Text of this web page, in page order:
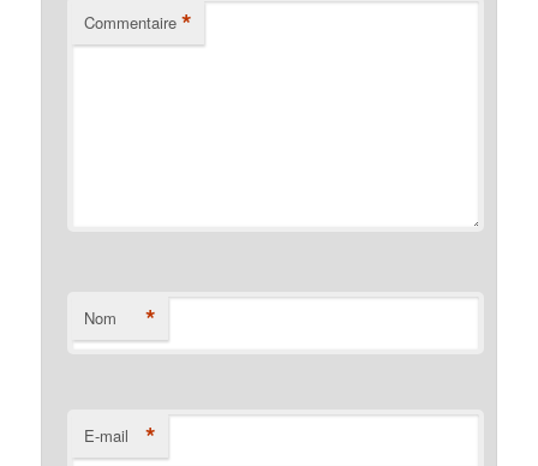
Commentaire *
Nom *
E-mail *